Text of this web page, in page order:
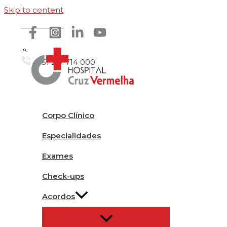
Skip to content
Como chegar
+351 217 714 000
Corpo Clínico
Especialidades
Exames
Check-ups
Acordos